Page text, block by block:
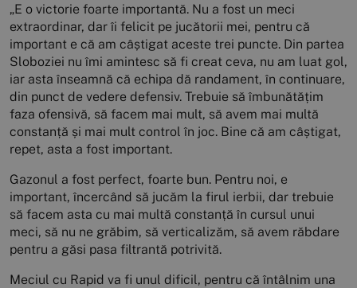
„E o victorie foarte importantă. Nu a fost un meci
extraordinar, dar îi felicit pe jucătorii mei, pentru că
important e că am câștigat aceste trei puncte. Din partea
Sloboziei nu îmi amintesc să fi creat ceva, nu am luat gol,
iar asta înseamnă că echipa dă randament, în continuare,
din punct de vedere defensiv. Trebuie să îmbunătățim
faza ofensivă, să facem mai mult, să avem mai multă
constanță și mai mult control în joc. Bine că am câștigat,
repet, asta a fost important.
Gazonul a fost perfect, foarte bun. Pentru noi, e
important, încercând să jucăm la firul ierbii, dar trebuie
să facem asta cu mai multă constanță în cursul unui
meci, să nu ne grăbim, să verticalizăm, să avem răbdare
pentru a găsi pasa filtrantă potrivită.
Meciul cu Rapid va fi unul dificil, pentru că întâlnim una